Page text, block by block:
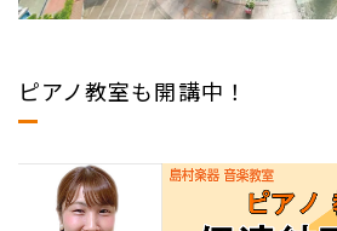
ピアノ教室も開講中！